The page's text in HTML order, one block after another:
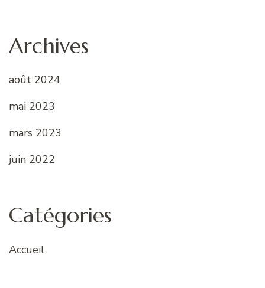
Archives
août 2024
mai 2023
mars 2023
juin 2022
Catégories
Accueil